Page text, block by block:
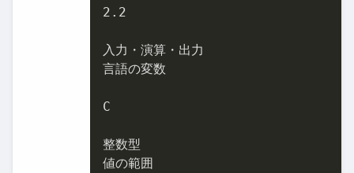
2.2
入力・演算・出力
言語の変数
C
整数型